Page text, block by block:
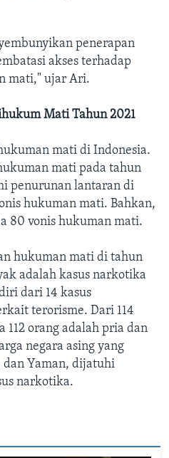
penerapan
akses terhadap
mati," ujar Ari.
Mati Tahun 2021
mati di Indonesia.
mati pada tahun
penurunan lantaran di
hukuman mati. Bahkan,
80 vonis hukuman mati.
hukuman mati di tahun
adalah kasus narkotika
dari 14 kasus
terorisme. Dari 114
112 orang adalah pria dan
negara asing yang
Yaman, dijatuhi
narkotika.